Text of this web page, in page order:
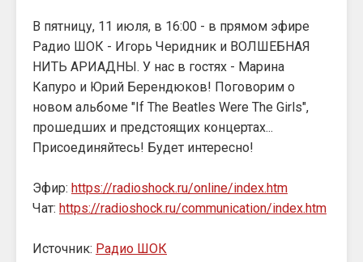
В пятницу, 11 июля, в 16:00 - в прямом эфире
Радио ШОК - Игорь Черидник и ВОЛШЕБНАЯ
НИТЬ АРИАДНЫ. У нас в гостях - Марина
Капуро и Юрий Берендюков! Поговорим о
новом альбоме "If The Beatles Were The Girls",
прошедших и предстоящих концертах...
Присоединяйтесь! Будет интересно!
Эфир: https://radioshock.ru/online/index.htm
Чат: https://radioshock.ru/communication/index.htm
Источник: Радио ШОК